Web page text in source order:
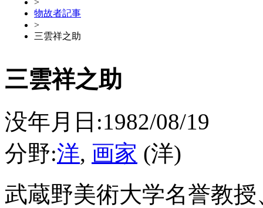
物故者記事
>
三雲祥之助
三雲祥之助
没年月日:1982/08/19
分野:洋, 画家 (洋)
武蔵野美術大学名誉教